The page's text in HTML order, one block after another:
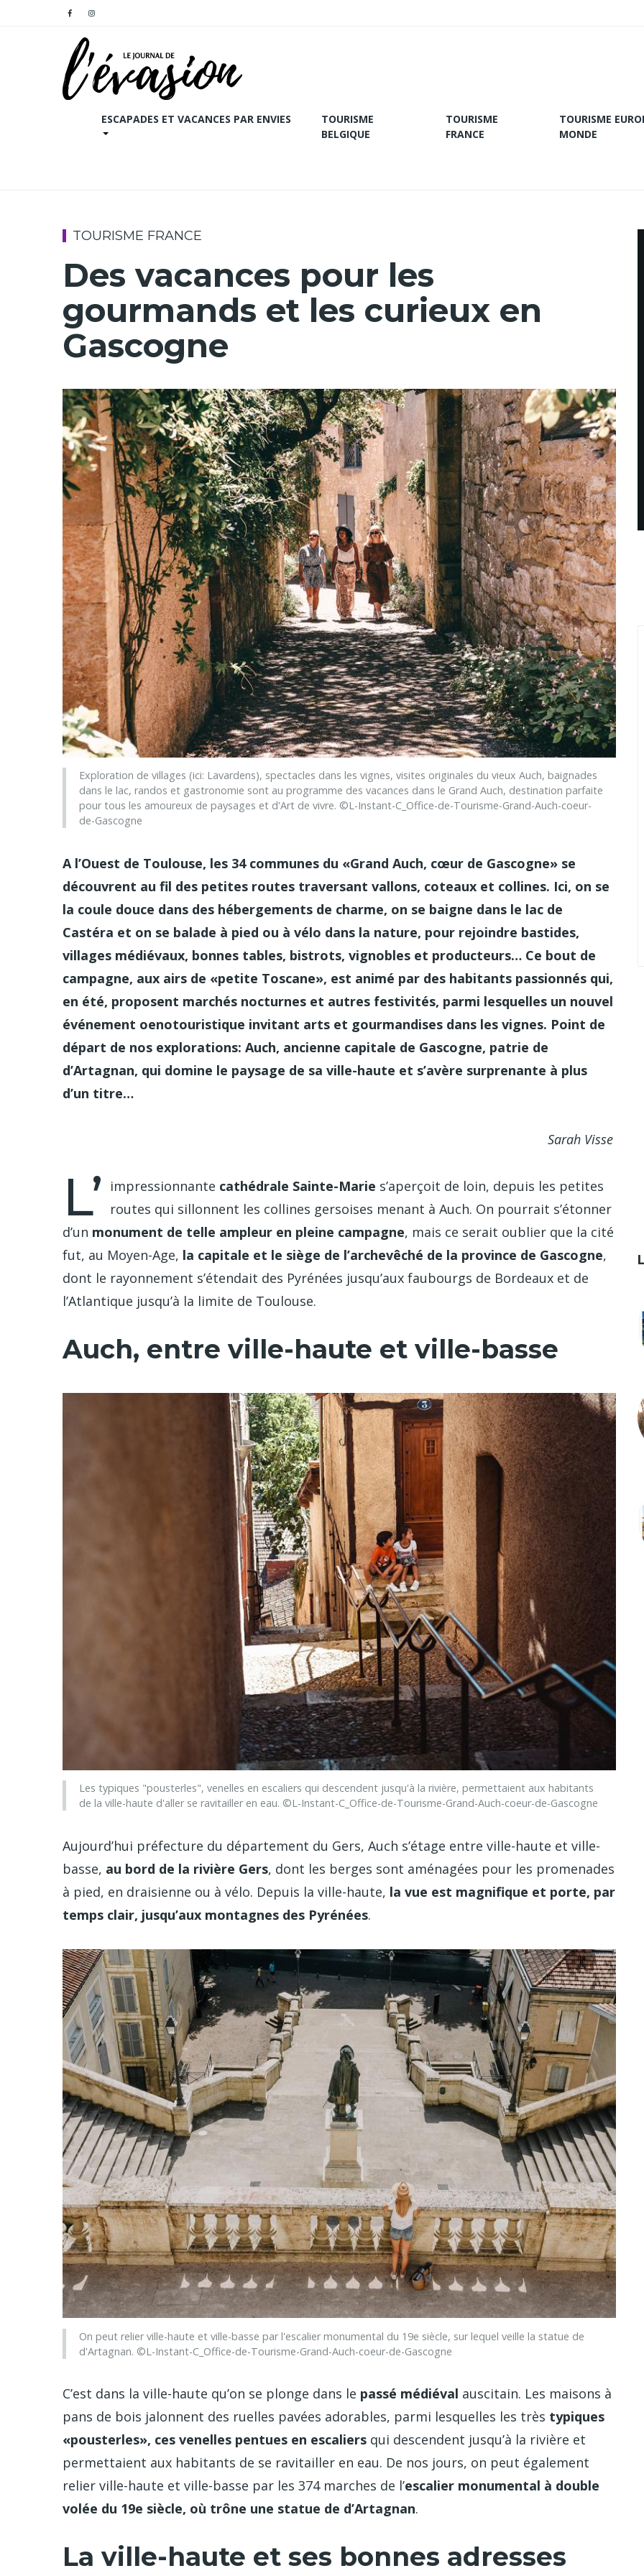
ESCAPADES ET VACANCES PAR ENVIES
TOURISME
BELGIQUE
TOURISME
FRANCE
TOURISME
MONDE
TOURISME FRANCE
Des vacances pour les
gourmands et les curieux en
Gascogne
Exploration de villages (ici: Lavardens), spectacles dans les vignes, visites originales du vieux Auch, baignades
dans le lac, randos et gastronomie sont au programme des vacances dans le Grand Auch, destination parfaite
pour tous les amoureux de paysages et d'Art de vivre. ©L-Instant-C_Office-de-Tourisme-Grand-Auch-coeur-
de-Gascogne
A l’Ouest de Toulouse, les 34 communes du «Grand Auch, cœur de Gascogne» se
découvrent au fil des petites routes traversant vallons, coteaux et collines. Ici, on se
la coule douce dans des hébergements de charme, on se baigne dans le lac de
Castéra et on se balade à pied ou à vélo dans la nature, pour rejoindre bastides,
villages médiévaux, bonnes tables, bistrots, vignobles et producteurs… Ce bout de
campagne, aux airs de «petite Toscane», est animé par des habitants passionnés qui,
en été, proposent marchés nocturnes et autres festivités, parmi lesquelles un nouvel
événement oenotouristique invitant arts et gourmandises dans les vignes. Point de
départ de nos explorations: Auch, ancienne capitale de Gascogne, patrie de
d’Artagnan, qui domine le paysage de sa ville-haute et s’avère surprenante à plus
d’un titre…
Sarah Visse
L’ impressionnante cathédrale Sainte-Marie s’aperçoit de loin, depuis les petites
routes qui sillonnent les collines gersoises menant à Auch. On pourrait s’étonner
d’un monument de telle ampleur en pleine campagne, mais ce serait oublier que la cité
fut, au Moyen-Age, la capitale et le siège de l’archevêché de la province de Gascogne,
dont le rayonnement s’étendait des Pyrénées jusqu’aux faubourgs de Bordeaux et de
l’Atlantique jusqu’à la limite de Toulouse.
Auch, entre ville-haute et ville-basse
Les typiques "pousterles", venelles en escaliers qui descendent jusqu'à la rivière, permettaient aux habitants
de la ville-haute d'aller se ravitailler en eau. ©L-Instant-C_Office-de-Tourisme-Grand-Auch-coeur-de-Gascogne
Aujourd’hui préfecture du département du Gers, Auch s’étage entre ville-haute et ville-
basse, au bord de la rivière Gers, dont les berges sont aménagées pour les promenades
à pied, en draisienne ou à vélo. Depuis la ville-haute, la vue est magnifique et porte, par
temps clair, jusqu’aux montagnes des Pyrénées.
On peut relier ville-haute et ville-basse par l'escalier monumental du 19e siècle, sur lequel veille la statue de
d'Artagnan. ©L-Instant-C_Office-de-Tourisme-Grand-Auch-coeur-de-Gascogne
C’est dans la ville-haute qu’on se plonge dans le passé médiéval auscitain. Les maisons à
pans de bois jalonnent des ruelles pavées adorables, parmi lesquelles les très typiques
«pousterles», ces venelles pentues en escaliers qui descendent jusqu’à la rivière et
permettaient aux habitants de se ravitailler en eau. De nos jours, on peut également
relier ville-haute et ville-basse par les 374 marches de l’escalier monumental à double
volée du 19e siècle, où trône une statue de d’Artagnan.
La ville-haute et ses bonnes adresses